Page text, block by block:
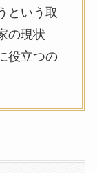
という取
の現状
役立つの